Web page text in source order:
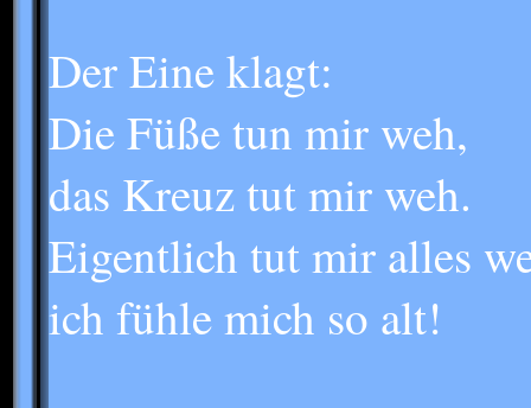
Der Eine klagt:
Die Füße tun mir weh,
das Kreuz tut mir weh.
Eigentlich tut mir alles
ich fühle mich so alt!